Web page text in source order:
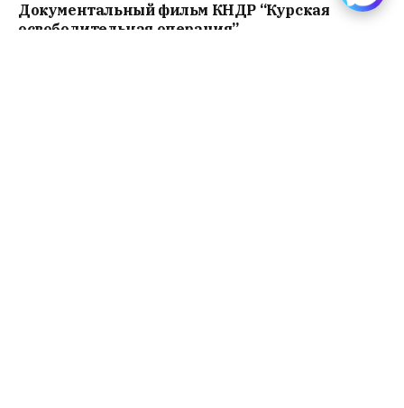
Документальный фильм КНДР “Курская
освободительная операция”